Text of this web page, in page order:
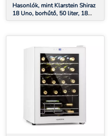
Hasonlók, mint Klarstein Shiraz
18 Uno, borhűtő, 50 liter, 18
palack, 5-18°C, érintőképernyős